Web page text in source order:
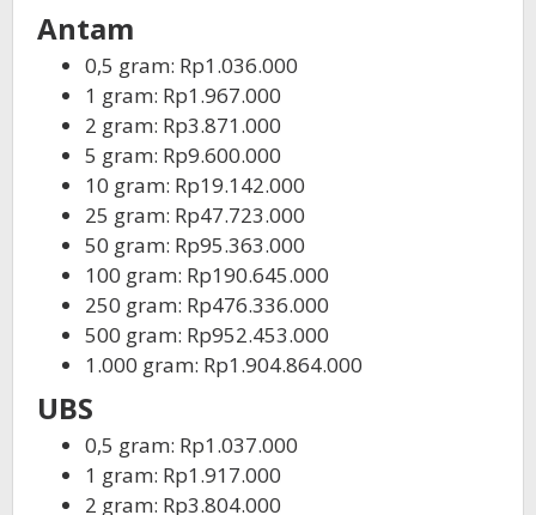
Antam
0,5 gram: Rp1.036.000
1 gram: Rp1.967.000
2 gram: Rp3.871.000
5 gram: Rp9.600.000
10 gram: Rp19.142.000
25 gram: Rp47.723.000
50 gram: Rp95.363.000
100 gram: Rp190.645.000
250 gram: Rp476.336.000
500 gram: Rp952.453.000
1.000 gram: Rp1.904.864.000
UBS
0,5 gram: Rp1.037.000
1 gram: Rp1.917.000
2 gram: Rp3.804.000